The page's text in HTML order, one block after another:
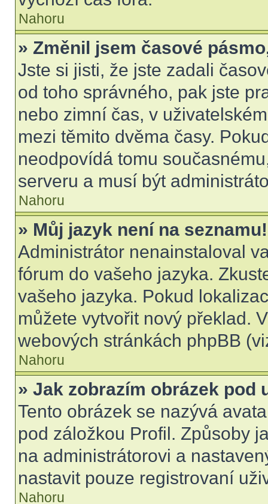
Nahoru
» Změnil jsem časové
Jste si jisti, že jste zadali
od toho správného, pak jste
nebo zimní čas, v
mezi těmito dvěma časy.
neodpovídá tomu
serveru a musí být
Nahoru
» Můj jazyk není na seznamu!
Administrátor nenainstaloval
fórum do vašeho jazyka.
vašeho jazyka. Pokud
můžete vytvořit nový překlad.
webových stránkách phpBB
Nahoru
» Jak zobrazím obrázek pod
Tento obrázek se nazývá
pod záložkou Profil. Způsoby
na administrátorovi a
nastavit pouze registrovaní
Nahoru